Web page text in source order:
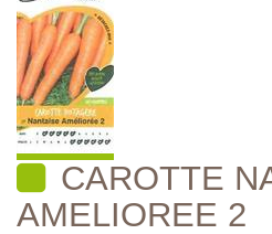
CAROTTE
AMELIOREE 2